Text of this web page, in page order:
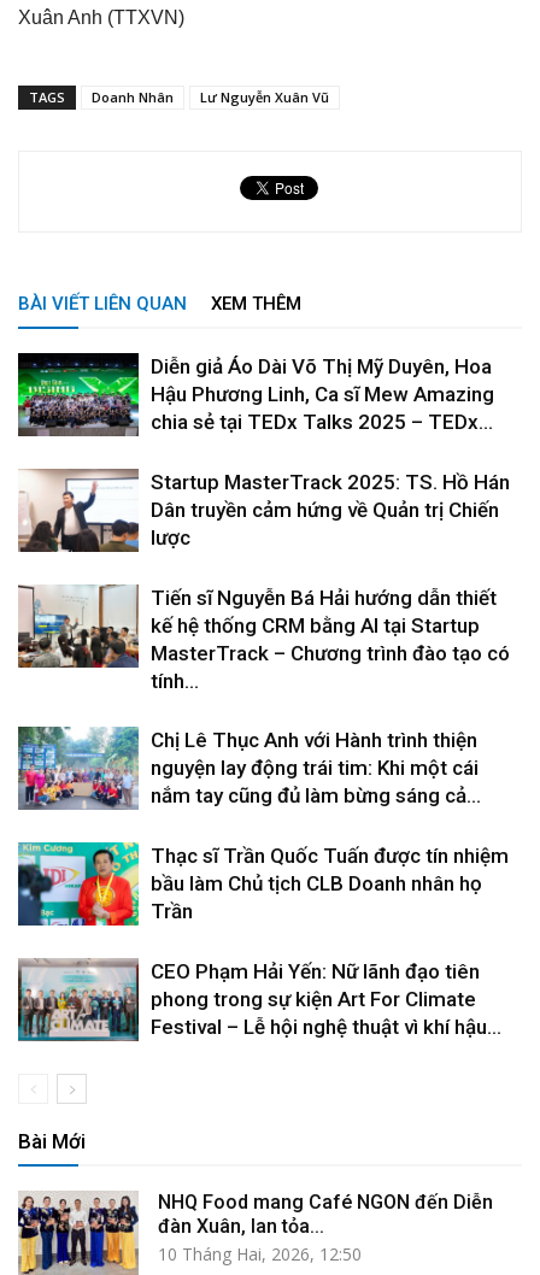
Xuân Anh (TTXVN)
TAGS Doanh Nhân Lư Nguyễn Xuân Vũ
BÀI VIẾT LIÊN QUAN XEM THÊM
Diễn giả Áo Dài Võ Thị Mỹ Duyên, Hoa
Hậu Phương Linh, Ca sĩ Mew Amazing
chia sẻ tại TEDx Talks 2025 – TEDx...
Startup MasterTrack 2025: TS. Hồ Hán
Dân truyền cảm hứng về Quản trị Chiến
lược
Tiến sĩ Nguyễn Bá Hải hướng dẫn thiết
kế hệ thống CRM bằng AI tại Startup
MasterTrack – Chương trình đào tạo có
tính...
Chị Lê Thục Anh với Hành trình thiện
nguyện lay động trái tim: Khi một cái
nắm tay cũng đủ làm bừng sáng cả...
Thạc sĩ Trần Quốc Tuấn được tín nhiệm
bầu làm Chủ tịch CLB Doanh nhân họ
Trần
CEO Phạm Hải Yến: Nữ lãnh đạo tiên
phong trong sự kiện Art For Climate
Festival – Lễ hội nghệ thuật vì khí hậu...
Bài Mới
NHQ Food mang Café NGON đến Diễn
đàn Xuân, lan tỏa...
10 Tháng Hai, 2026, 12:50